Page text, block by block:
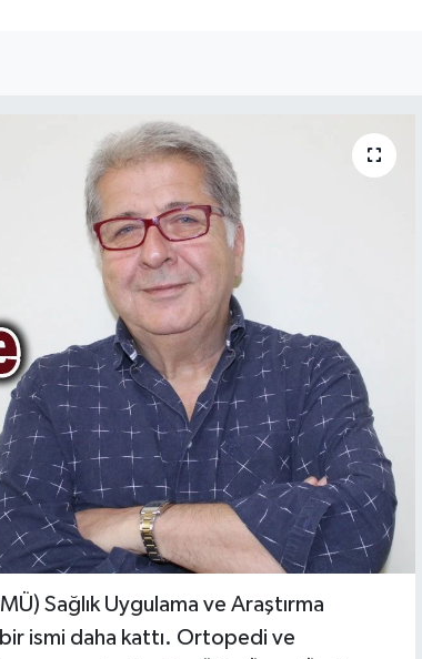
Sağlık Uygulama ve Araştırma
ismi daha kattı. Ortopedi ve